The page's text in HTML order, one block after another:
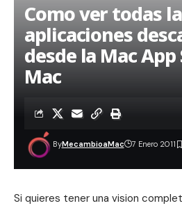
Como ver todas
aplicaciones
desde la Mac
Mac
ByMecambioaMac 7 Enero 2011
Si quieres tener una vision